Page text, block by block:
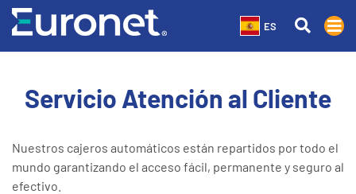
ES
Servicio Atención al Cliente
Nuestros cajeros automáticos están repartidos por todo el
mundo garantizando el acceso fácil, permanente y seguro al
efectivo.